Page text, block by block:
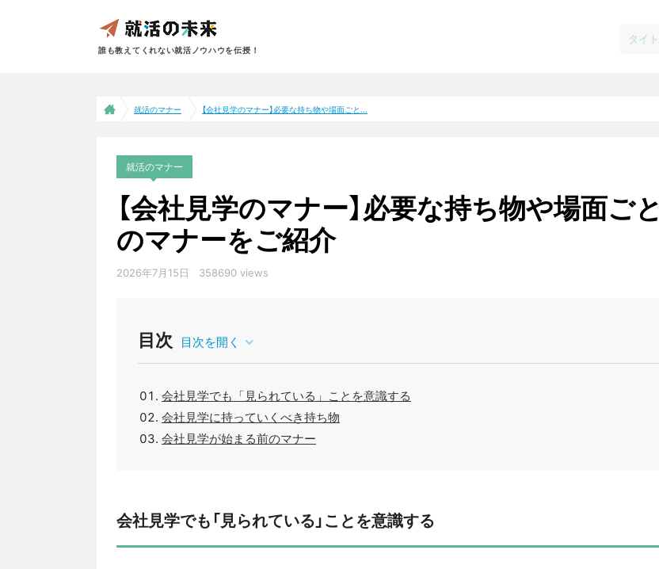
誰も教えてくれない就活ノウハウを伝授！
就活のマナー 【会社見学のマナー】必要な持ち物や場面ごと...
就活のマナー
【会社見学のマナー】必要な持ち物や場面ごと
のマナーをご紹介
2026年7月15日 358690 views
目次 目次を開く
会社見学でも「見られている」ことを意識する
会社見学に持っていくべき持ち物
会社見学が始まる前のマナー
会社見学でも「見られている」ことを意識する